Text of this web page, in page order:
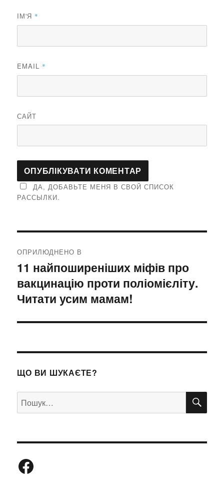
ІМ'Я *
EMAIL *
САЙТ
ДА, ДОБАВЬТЕ МЕНЯ В СВОЙ СПИСОК
РАССЫЛКИ.
записів
ОПРИЛЮДНЕНО В
11 найпоширеніших міфів про
вакцинацію проти поліомієліту.
Читати усим мамам!
ЩО ВИ ШУКАЄТЕ?
Пошук
за
Facebook